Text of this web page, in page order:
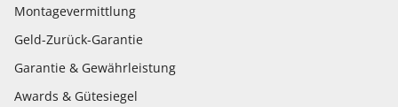
Montagevermittlung
Geld-Zurück-Garantie
Garantie & Gewährleistung
Awards & Gütesiegel